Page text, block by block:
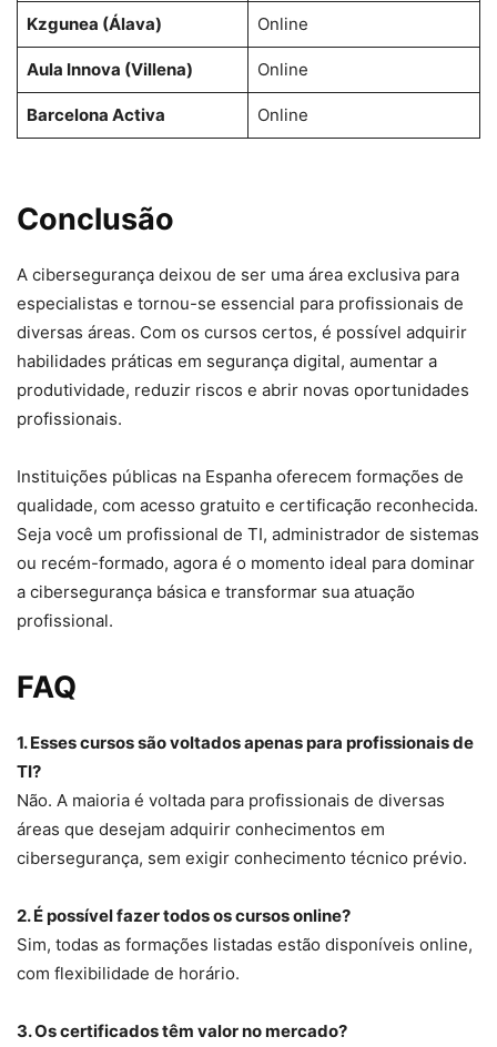
Kzgunea (Álava) Online
Aula Innova (Villena) Online
Barcelona Activa Online
Conclusão
A cibersegurança deixou de ser uma área exclusiva para
especialistas e tornou-se essencial para profissionais de
diversas áreas. Com os cursos certos, é possível adquirir
habilidades práticas em segurança digital, aumentar a
produtividade, reduzir riscos e abrir novas oportunidades
profissionais.
Instituições públicas na Espanha oferecem formações de
qualidade, com acesso gratuito e certificação reconhecida.
Seja você um profissional de TI, administrador de sistemas
ou recém-formado, agora é o momento ideal para dominar
a cibersegurança básica e transformar sua atuação
profissional.
FAQ
1. Esses cursos são voltados apenas para profissionais de
TI?
Não. A maioria é voltada para profissionais de diversas
áreas que desejam adquirir conhecimentos em
cibersegurança, sem exigir conhecimento técnico prévio.
2. É possível fazer todos os cursos online?
Sim, todas as formações listadas estão disponíveis online,
com flexibilidade de horário.
3. Os certificados têm valor no mercado?